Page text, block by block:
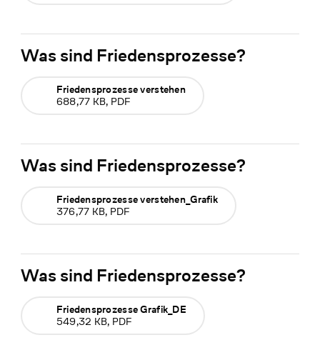
Was sind Friedensprozesse?
Friedensprozesse verstehen
688,77 KB, PDF
Was sind Friedensprozesse?
Friedensprozesse verstehen_Grafik
376,77 KB, PDF
Was sind Friedensprozesse?
Friedensprozesse Grafik_DE
549,32 KB, PDF